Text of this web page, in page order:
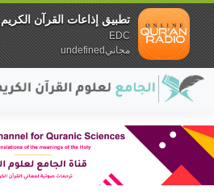
تطبيق إذاعات القرآن الكريم
EDC
مجانيundefined